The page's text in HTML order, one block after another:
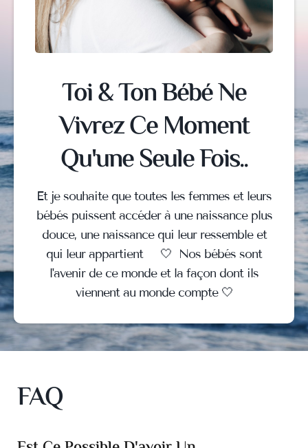
Toi & Ton Bébé Ne
Vivrez Ce Moment
Qu'une Seule Fois..
Et je souhaite que toutes les femmes et leurs
bébés puissent accéder à une naissance plus
douce, une naissance qui leur ressemble et
qui leur appartient 🤍 Nos bébés sont
l'avenir de ce monde et la façon dont ils
viennent au monde compte 🤍
FAQ